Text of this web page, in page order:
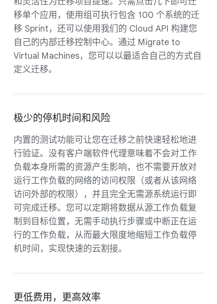
移单个应用，使用组可执行包含 100 个系统的迁
移 Sprint，还可以使用我们的 Cloud API 构建您
自己的内部迁移控制中心。通过 Migrate to
Virtual Machines，您可以以最适合自己的方式自
定义迁移。
极少的停机时间和风险
内置的测试功能可让您在迁移之前快速轻松地进
行验证。没有客户端软件代理意味着不会对工作
负载本身所需的资源产生影响，也不需要开放对
运行工作负载的网络的访问权限（或者从该网络
访问外部的权限），并且完全无需源系统运行即
可完成迁移。您可以定期将数据从源工作负载复
制到目标位置，无需手动执行步骤或中断正在运
行的工作负载，从而最大限度地缩短工作负载停
机时间，实现快速的云割接。
更低费用，更高效率